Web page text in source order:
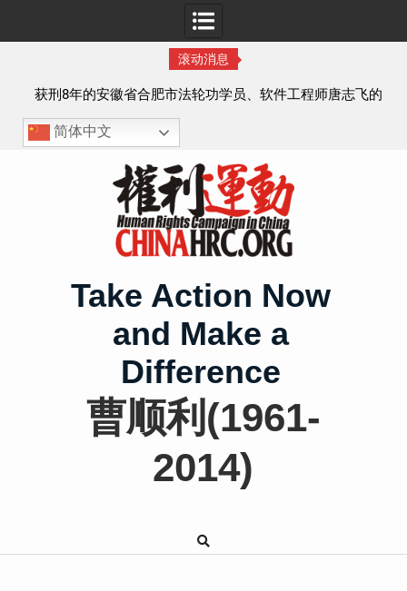
滚动消息
获刑8年的安徽省合肥市法轮功学员、软件工程师唐志飞的
案情及简历
简体中文
Take Action Now
and Make a
Difference
曹顺利(1961-
2014)